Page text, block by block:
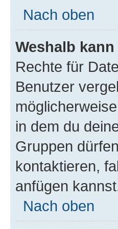
Nach oben
Weshalb
Rechte für
Benutzer
in dem du
Gruppen
kontaktieren,
anfügen
Nach oben